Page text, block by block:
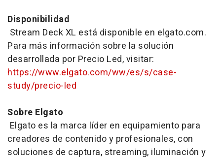
Disponibilidad
Stream Deck XL está disponible en elgato.com.
Para más información sobre la solución
desarrollada por Precio Led, visitar:
https://www.elgato.com/ww/es/s/case-
study/precio-led
Sobre Elgato
Elgato es la marca líder en equipamiento para
creadores de contenido y profesionales, con
soluciones de captura, streaming, iluminación y